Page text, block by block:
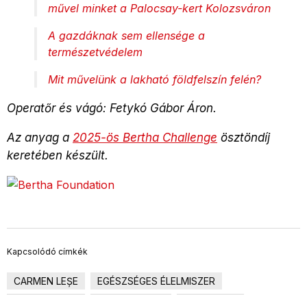
művel minket a Palocsay-kert Kolozsváron
A gazdáknak sem ellensége a
természetvédelem
Mit művelünk a lakható földfelszín felén?
Operatőr és vágó: Fetykó Gábor Áron.
Az anyag a 2025-ös Bertha Challenge ösztöndíj
keretében készült.
Kapcsolódó címkék
CARMEN LEȘE
EGÉSZSÉGES ÉLELMISZER